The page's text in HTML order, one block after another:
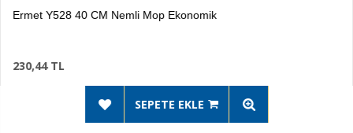
CM Nemli Mop Ekonomik
SEPETE EKLE